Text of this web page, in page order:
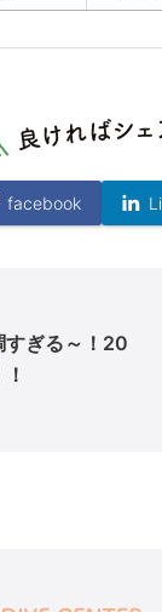
facebook
すぎる～！20